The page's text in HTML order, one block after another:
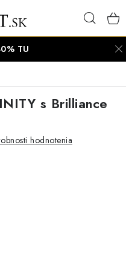
TU
s Brilliance
hodnotenia